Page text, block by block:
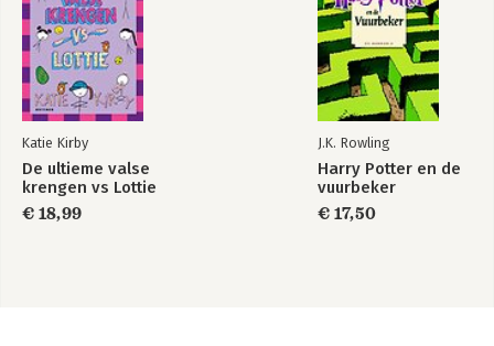
Katie Kirby
De ultieme valse
krengen vs Lottie
€ 18,99
J.K. Rowling
Harry Potter en de
vuurbeker
€ 17,50